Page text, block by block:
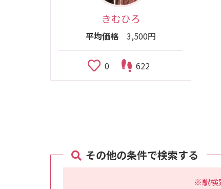
きむひろ
平均価格 3,500円
0 622
その他の条件で検索する
※駅検